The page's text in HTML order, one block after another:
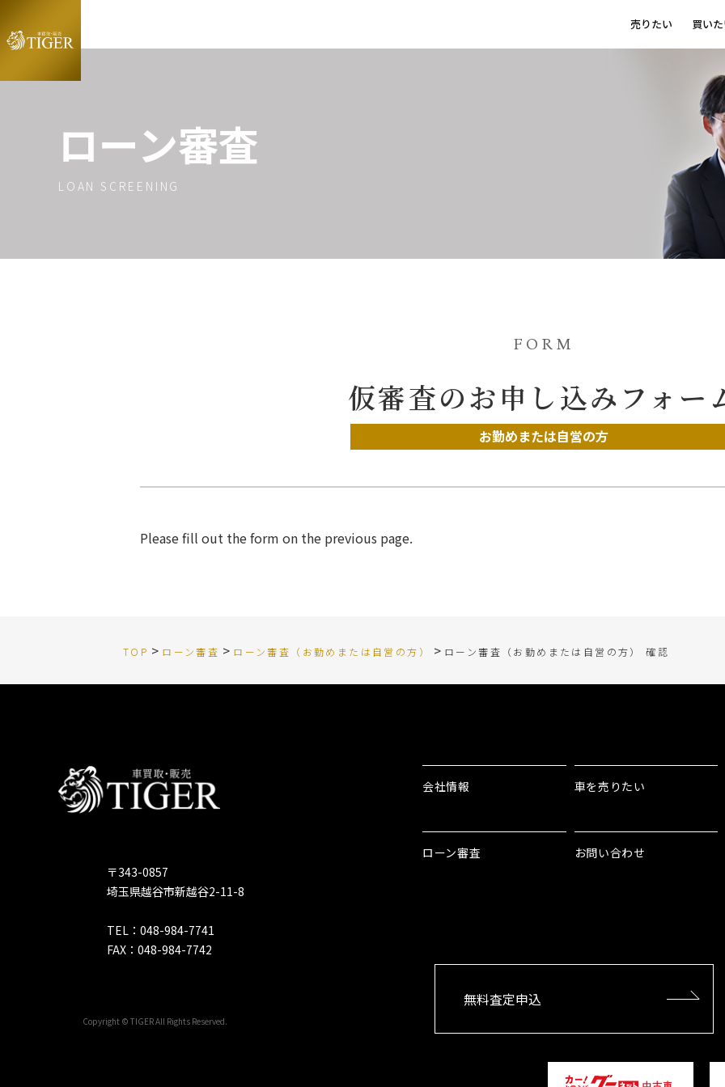
売りたい 買い
ローン審査
LOAN SCREENING
FORM
仮審査のお申し込みフォー
お勤めまたは自営の方
Please fill out the form on the previous page.
TOP > ローン審査 > ローン審査（お勤めまたは自営の方） > ローン審査（お勤めまたは自営の方） 確認
会社情報 車を売りたい
ローン審査 お問い合わせ
無料査定申込
〒343-0857
埼玉県越谷市新越谷2-11-8
TEL：048-984-7741
FAX：048-984-7742
Copyright © TIGER All Rights Reserved.